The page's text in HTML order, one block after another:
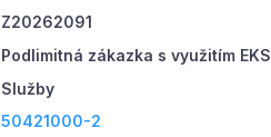
Z20262091
Podlimitná zákazka s využitím EKS
Služby
50421000-2